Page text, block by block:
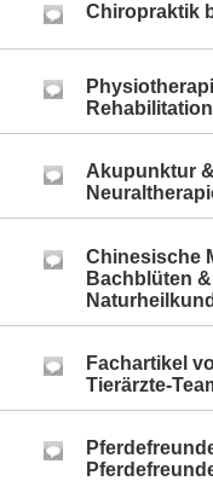
Chiropraktik
Akupunktur &
Chinesische
Bachblüten &
Fachartikel
Tierärzte-